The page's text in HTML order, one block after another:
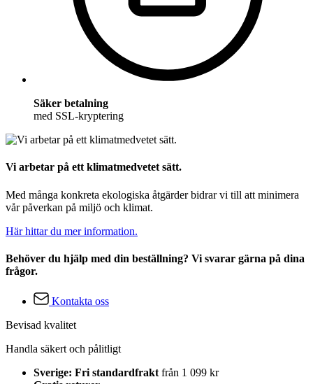
Säker betalning
med SSL-kryptering
Vi arbetar på ett klimatmedvetet sätt.
Med många konkreta ekologiska åtgärder bidrar vi till att minimera
vår påverkan på miljö och klimat.
Här hittar du mer information.
Behöver du hjälp med din beställning? Vi svarar gärna på dina
frågor.
Kontakta oss
Bevisad kvalitet
Handla säkert och pålitligt
Sverige: Fri standardfrakt från 1 099 kr